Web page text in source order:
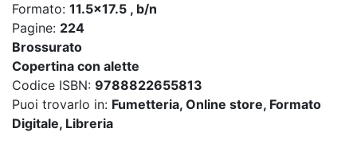
Formato: 11.5x17.5 , b/n
Pagine: 224
Brossurato
Copertina con alette
Codice ISBN: 9788822655813
Puoi trovarlo in: Fumetteria, Online store, Formato
Digitale, Libreria